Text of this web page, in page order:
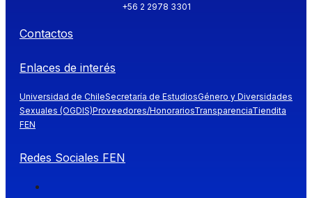
+56 2 2978 3301
Contactos
Enlaces de interés
Universidad de ChileSecretaría de EstudiosGénero y Diversidades
Sexuales (OGDIS)Proveedores/HonorariosTransparenciaTiendita
FEN
Redes Sociales FEN